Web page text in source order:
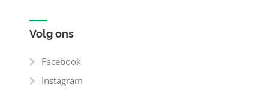
Volg ons
Facebook
Instagram